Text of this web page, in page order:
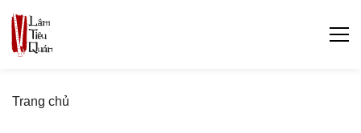
Trang chủ